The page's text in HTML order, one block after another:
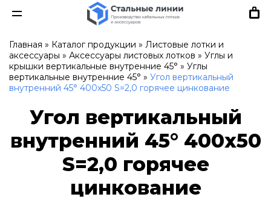
Главная » Каталог продукции » Листовые лотки и
аксессуары » Аксессуары листовых лотков » Углы и
крышки вертикальные внутренние 45° » Углы
вертикальные внутренние 45° » Угол вертикальный
внутренний 45° 400х50 S=2,0 горячее цинкование
Угол вертикальный
внутренний 45° 400х50
S=2,0 горячее
цинкование